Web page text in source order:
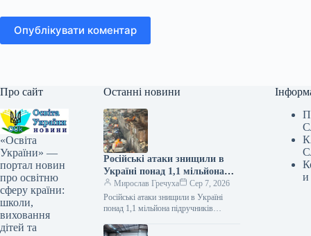
Опублікувати коментар
Про сайт
«Освіта
України» —
портал новин
про освітню
сферу країни:
школи,
виховання
дітей та
Останні новини
Російські атаки знищили в
Україні понад 1,1 мільйона
підручників
Мирослав Гречуха
Сер 7, 2026
Російські атаки знищили в Україні
понад 1,1 мільйона підручників
російські атаки знищено понад 1,1 млн
и